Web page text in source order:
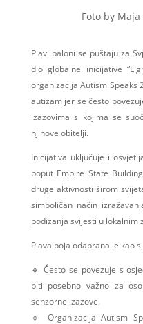
Foto by
Plavi baloni se puštaju za
dio globalne inicijative
organizacija Autism Speaks
autizam jer se često
izazovima s kojima se
njihove obitelji.
Inicijativa uključuje i
poput Empire State
druge aktivnosti širom
simboličan način
podizanja svijesti u lokalnim
Plava boja odabrana je kao
🔹 Često se povezuje s
biti posebno važno za
senzorne izazove.
🔹 Organizacija Autism